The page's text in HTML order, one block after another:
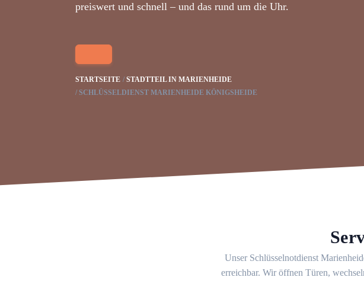
preiswert und schnell – und das rund um die Uhr.
STARTSEITE
STADTTEIL IN MARIENHEIDE
SCHLÜSSELDIENST MARIENHEIDE KÖNIGSHEIDE
Unser Schlüsselnotdienst
erreichbar. Wir öffnen Türen,